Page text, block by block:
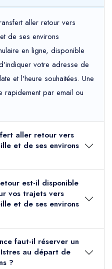
aller retour vers
de ses environs
en ligne, disponible
votre adresse de
et l'heure souhaitées. Une
rapidement par email ou
aller retour vers
et de ses environs
est-il disponible
vos trajets vers
et de ses environs
faut-il réserver un
au départ de
?